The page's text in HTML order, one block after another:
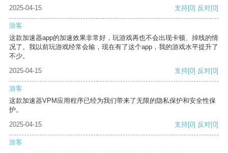
2025-04-15 支持[0] 反对[0]
游客
这款加速器app的加速效果非常好，玩游戏再也不会出现卡顿、掉线的情
况了。我以前玩游戏经常会输，现在有了这个app，我的游戏水平提升了
不少。
2025-04-15
支持[0] 反对[0]
游客
这款加速器VPM应用程序已经为我们带来了无限的隐私保护和安全性保
护。
2025-04-15
支持[0] 反对[0]
游客